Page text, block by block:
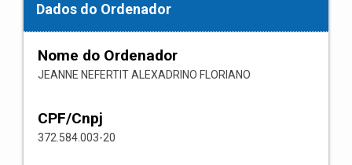
Dados do Ordenador
Nome do Ordenador
JEANNE NEFERTIT ALEXADRINO FLORIANO
CPF/Cnpj
372.584.003-20